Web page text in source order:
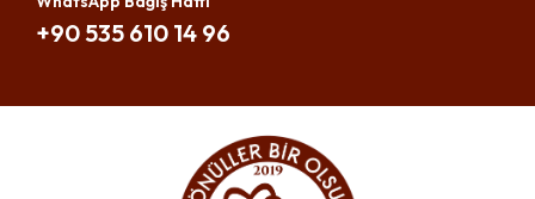
+90 535 610 14 96